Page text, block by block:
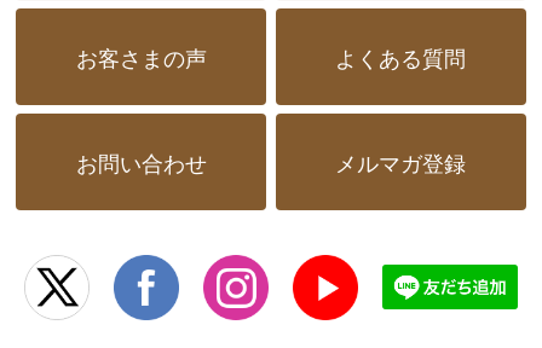
お客さまの声 よくある質問
お問い合わせ メルマガ登録